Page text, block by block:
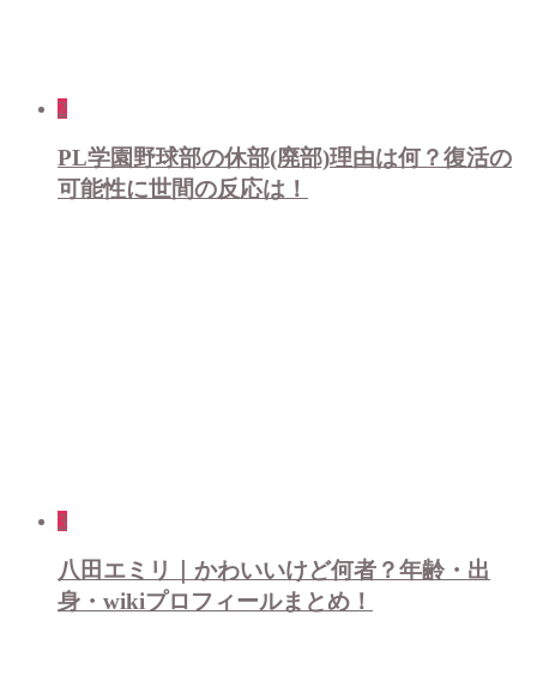
2
PL学園野球部の休部(廃部)理由は何？復活の
可能性に世間の反応は！
3
八田エミリ｜かわいいけど何者？年齢・出
身・wikiプロフィールまとめ！